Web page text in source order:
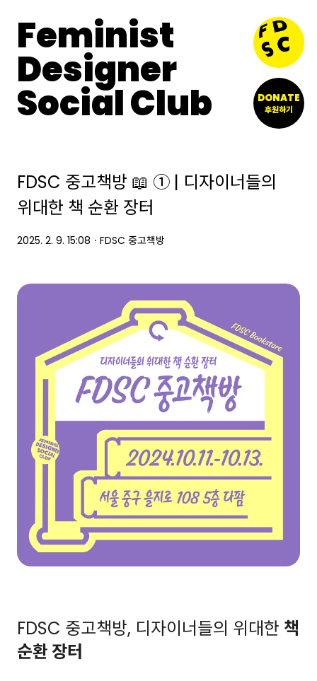
Feminist
Designer
Social Club DONATE
후원하기
FDSC 중고책방 📖 ① | 디자이너들의
위대한 책 순환 장터
2025. 2. 9. 15:08 ㆍ FDSC 중고책방
FDSC 중고책방, 디자이너들의 위대한 책
순환 장터